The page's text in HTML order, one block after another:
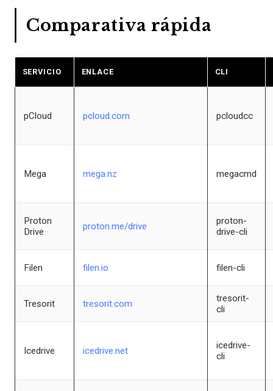
Comparativa rápida
SERVICIO ENLACE CLI
pCloud pcloud.com pcloudcc
Mega mega.nz megacmd
Proton
Drive
proton.me/drive
proton-
drive-cli
Filen filen.io filen-cli
Tresorit tresorit.com
tresorit-
cli
Icedrive icedrive.net
icedrive-
cli